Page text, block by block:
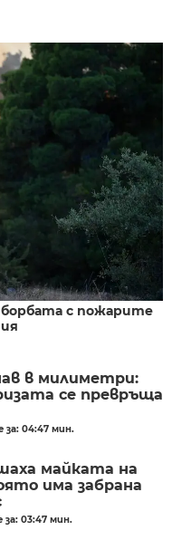
с пожарите
в милиметри:
се превръща
за: 04:47 мин.
майката на
има забрана
за: 03:47 мин.